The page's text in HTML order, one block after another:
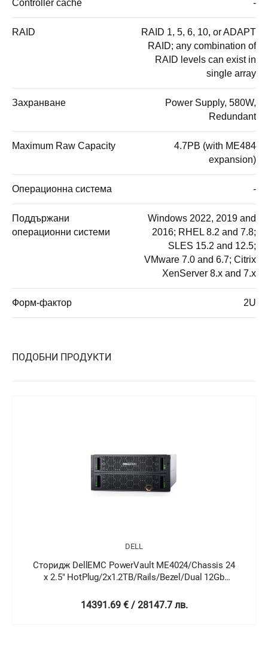
Controller cache -
RAID
RAID 1, 5, 6, 10, or ADAPT
RAID; any combination of
RAID levels can exist in
single array
Захранване
Power Supply, 580W,
Redundant
Maximum Raw Capacity
4.7PB (with ME484
expansion)
Операционна система -
Поддържани
операционни системи
Windows 2022, 2019 and
2016; RHEL 8.2 and 7.8;
SLES 15.2 and 12.5;
VMware 7.0 and 6.7; Citrix
XenServer 8.x and 7.x
Форм-фактор 2U
ПОДОБНИ ПРОДУКТИ
DELL
Сторидж DellEMC PowerVault ME4024/Chassis 24
x 2.5" HotPlug/2x1.2TB/Rails/Bezel/Dual 12Gb
14391.69 € / 28147.7 лв.